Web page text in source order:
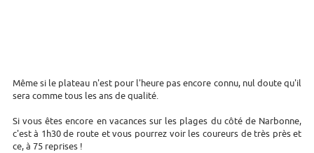
Même si le plateau n'est pour l'heure pas encore connu, nul doute qu'il
sera comme tous les ans de qualité.
Si vous êtes encore en vacances sur les plages du côté de Narbonne,
c'est à 1h30 de route et vous pourrez voir les coureurs de très près et
ce, à 75 reprises !